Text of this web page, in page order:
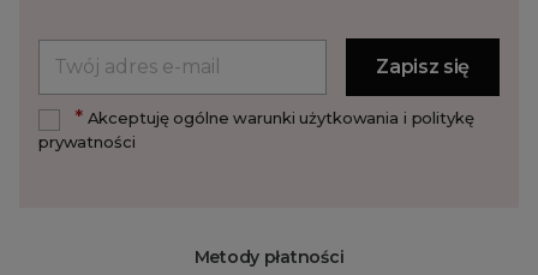
Metody płatności
*Akceptuję ogólne warunki użytkowania i politykę
prywatności